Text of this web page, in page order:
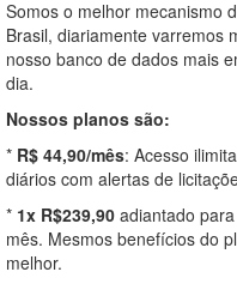
Somos o melhor mecanismo
Brasil, diariamente varremos
nosso banco de dados mais
dia.
Nossos planos são:
* R$ 44,90/mês: Acesso
diários com alertas de
* 1x R$239,90 adiantado
mês. Mesmos benefícios do
melhor.